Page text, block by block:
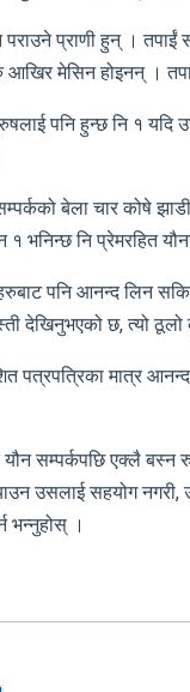
प्राणी हुन् । तपाईं
मेसिन होइनन् ।
पनि हुन्छ नि १ यदि
बेला चार कोषे
१ भनिन्छ नि प्रेमरहित
पनि आनन्द लिन
देखिनुभएको छ, त्यो ठूलो
पत्रपत्रिका मात्र
सम्पर्कपछि एक्लै बस्न
उसलाई सहयोग
भन्नुहोस् ।